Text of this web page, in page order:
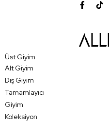
Üst Giyim
Alt Giyim
Dış Giyim
Tamamlayıcı
Giyim
Koleksiyon